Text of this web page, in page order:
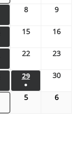
8 9
15 16
22 23
29
●
30
5 6